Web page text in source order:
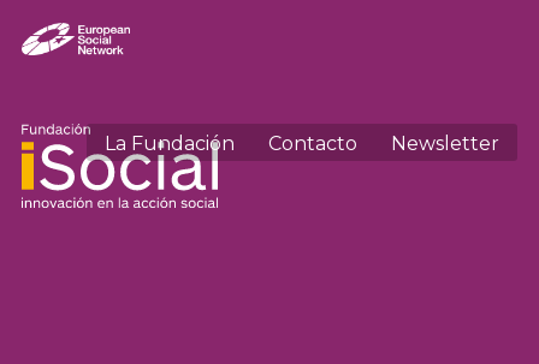
La Fundación Contacto Newsletter